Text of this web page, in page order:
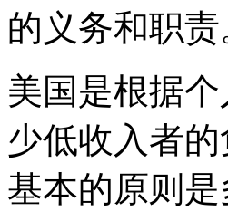
的义务和职责
美国是根据
少低收入者
基本的原则